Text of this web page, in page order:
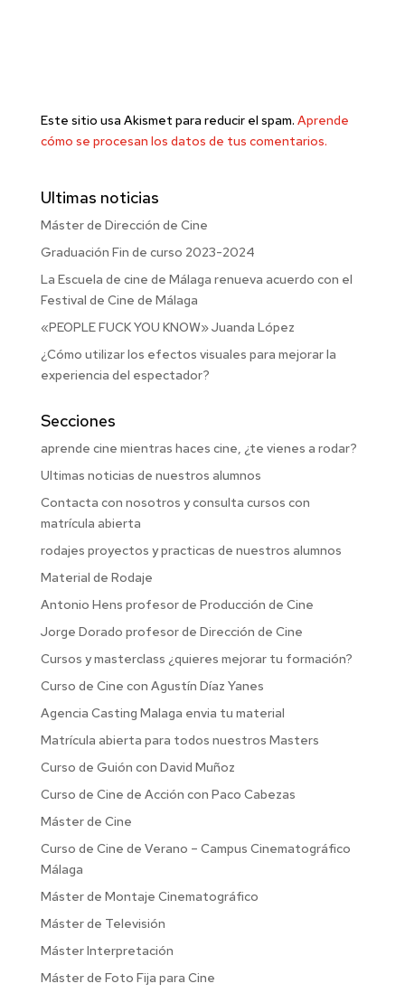
Este sitio usa Akismet para reducir el spam. Aprende
cómo se procesan los datos de tus comentarios.
Ultimas noticias
Máster de Dirección de Cine
Graduación Fin de curso 2023-2024
La Escuela de cine de Málaga renueva acuerdo con el
Festival de Cine de Málaga
«PEOPLE FUCK YOU KNOW» Juanda López
¿Cómo utilizar los efectos visuales para mejorar la
experiencia del espectador?
Secciones
aprende cine mientras haces cine, ¿te vienes a rodar?
Ultimas noticias de nuestros alumnos
Contacta con nosotros y consulta cursos con
matrícula abierta
rodajes proyectos y practicas de nuestros alumnos
Material de Rodaje
Antonio Hens profesor de Producción de Cine
Jorge Dorado profesor de Dirección de Cine
Cursos y masterclass ¿quieres mejorar tu formación?
Curso de Cine con Agustín Díaz Yanes
Agencia Casting Malaga envia tu material
Matrícula abierta para todos nuestros Masters
Curso de Guión con David Muñoz
Curso de Cine de Acción con Paco Cabezas
Máster de Cine
Curso de Cine de Verano – Campus Cinematográfico
Málaga
Máster de Montaje Cinematográfico
Máster de Televisión
Máster Interpretación
Máster de Foto Fija para Cine